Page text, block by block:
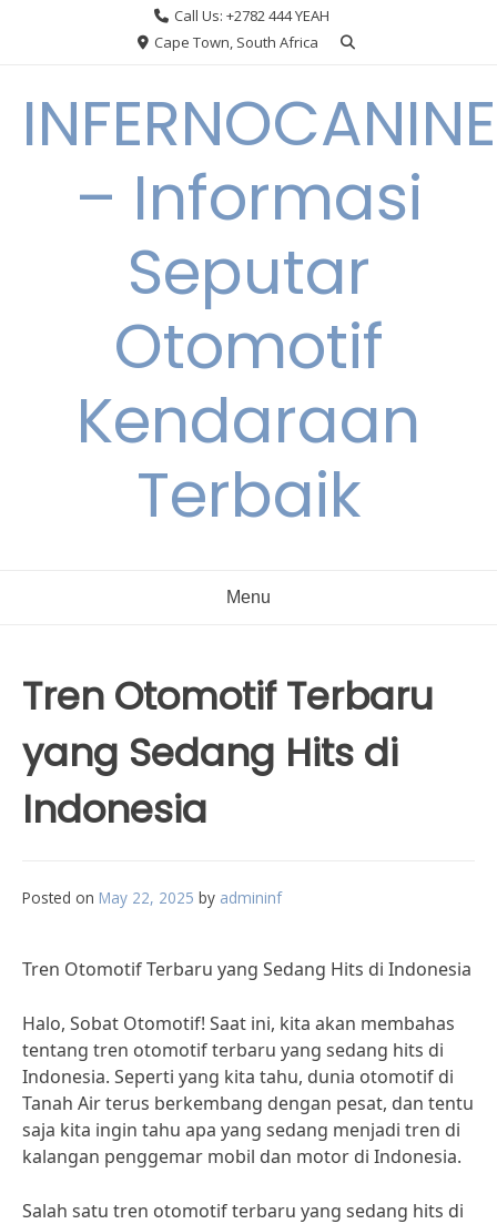
Call Us: +2782 444 YEAH
Cape Town, South Africa
INFERNOCANINE
– Informasi
Seputar
Otomotif
Kendaraan
Terbaik
Menu
Tren Otomotif Terbaru
yang Sedang Hits di
Indonesia
Posted on May 22, 2025 by admininf
Tren Otomotif Terbaru yang Sedang Hits di Indonesia
Halo, Sobat Otomotif! Saat ini, kita akan membahas
tentang tren otomotif terbaru yang sedang hits di
Indonesia. Seperti yang kita tahu, dunia otomotif di
Tanah Air terus berkembang dengan pesat, dan tentu
saja kita ingin tahu apa yang sedang menjadi tren di
kalangan penggemar mobil dan motor di Indonesia.
Salah satu tren otomotif terbaru yang sedang hits di